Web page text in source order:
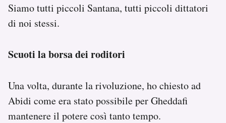
Siamo tutti piccoli Santana, tutti piccoli dittatori
di noi stessi.
Scuoti la borsa dei roditori
Una volta, durante la rivoluzione, ho chiesto ad
Abidi come era stato possibile per Gheddafi
mantenere il potere così tanto tempo.